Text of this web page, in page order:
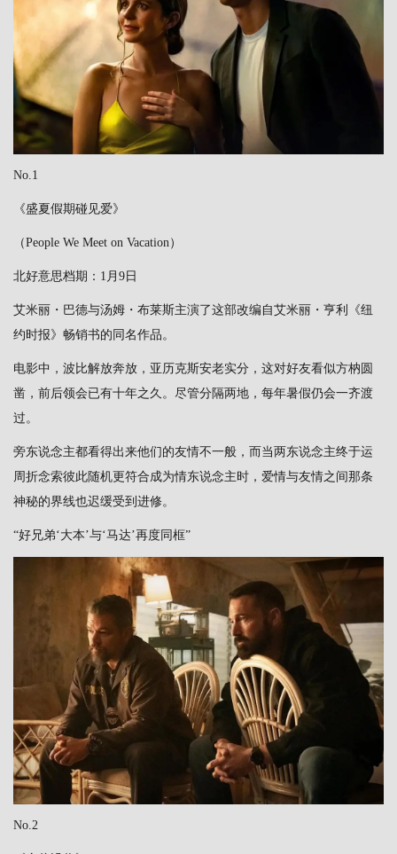
No.1
《盛夏假期碰见爱》
（People We Meet on Vacation）
北好意思档期：1月9日
艾米丽・巴德与汤姆・布莱斯主演了这部改编自艾米丽・亨利《纽
约时报》畅销书的同名作品。
电影中，波比解放奔放，亚历克斯安老实分，这对好友看似方枘圆
凿，前后领会已有十年之久。尽管分隔两地，每年暑假仍会一齐渡
过。
旁东说念主都看得出来他们的友情不一般，而当两东说念主终于运
周折念索彼此随机更符合成为情东说念主时，爱情与友情之间那条
神秘的界线也迟缓受到进修。
“好兄弟‘大本’与‘马达’再度同框”
No.2